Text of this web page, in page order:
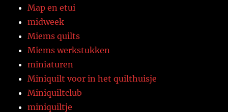
Map en etui
midweek
Miems quilts
Miems werkstukken
miniaturen
Miniquilt voor in het quilthuisje
Miniquiltclub
miniquiltje